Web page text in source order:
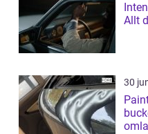
Allt
30